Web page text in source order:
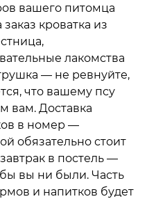
вашего питомца
кроватка из
лакомства
— не ревнуйте,
что вашему псу
вам. Доставка
в номер —
обязательно стоит
в постель —
вы ни были. Часть
и напитков будет